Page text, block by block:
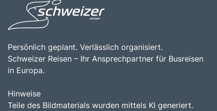
Persönlich geplant. Verlässlich organisiert.
Schweizer Reisen – Ihr Ansprechpartner für Busreisen
in Europa.
Hinweise
Teile des Bildmaterials wurden mittels KI generiert.